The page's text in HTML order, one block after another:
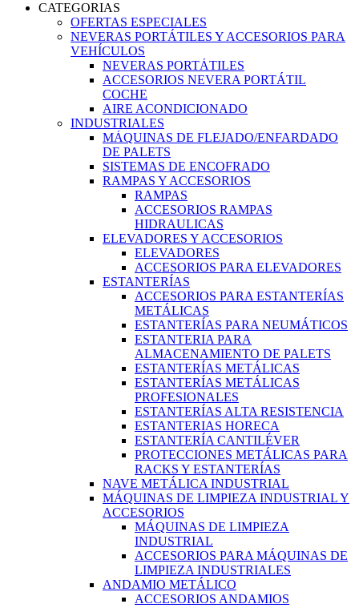
CATEGORIAS
OFERTAS ESPECIALES
NEVERAS PORTÁTILES Y ACCESORIOS PARA
VEHÍCULOS
NEVERAS PORTÁTILES
ACCESORIOS NEVERA PORTÁTIL
COCHE
AIRE ACONDICIONADO
INDUSTRIALES
MÁQUINAS DE FLEJADO/ENFARDADO
DE PALETS
SISTEMAS DE ENCOFRADO
RAMPAS Y ACCESORIOS
RAMPAS
ACCESORIOS RAMPAS
HIDRAULICAS
ELEVADORES Y ACCESORIOS
ELEVADORES
ACCESORIOS PARA ELEVADORES
ESTANTERÍAS
ACCESORIOS PARA ESTANTERÍAS
METÁLICAS
ESTANTERÍAS PARA NEUMÁTICOS
ESTANTERIA PARA
ALMACENAMIENTO DE PALETS
ESTANTERÍAS METÁLICAS
ESTANTERÍAS METÁLICAS
PROFESIONALES
ESTANTERÍAS ALTA RESISTENCIA
ESTANTERIAS HORECA
ESTANTERÍA CANTILÉVER
PROTECCIONES METÁLICAS PARA
RACKS Y ESTANTERÍAS
NAVE METÁLICA INDUSTRIAL
MÁQUINAS DE LIMPIEZA INDUSTRIAL Y
ACCESORIOS
MÁQUINAS DE LIMPIEZA
INDUSTRIAL
ACCESORIOS PARA MÁQUINAS DE
LIMPIEZA INDUSTRIALES
ANDAMIO METÁLICO
ACCESORIOS ANDAMIOS